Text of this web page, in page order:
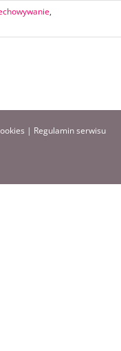
,
| Regulamin serwisu